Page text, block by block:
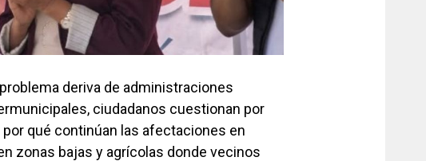
deriva de administraciones
ciudadanos cuestionan por
qué continúan las afectaciones en
zonas bajas y agrícolas donde vecinos